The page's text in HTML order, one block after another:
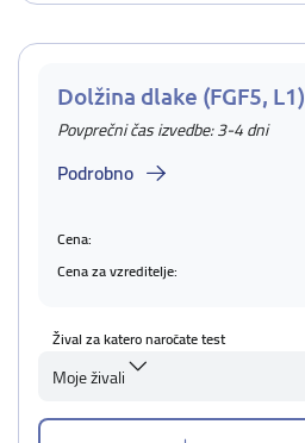
Dolžina dlake (FGF5, L1)
Povprečni čas izvedbe: 3-4 dni
Podrobno
Cena:
Cena za vzreditelje:
Žival za katero naročate test
Moje živali